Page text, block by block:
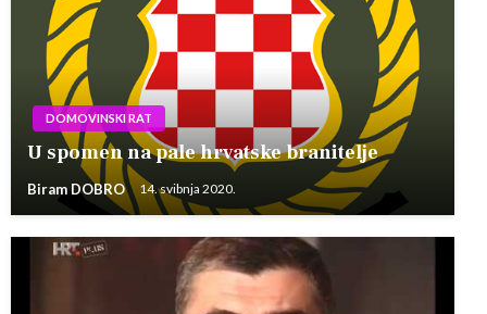
DOMOVINSKI RAT
U spomen na pale hrvatske branitelje
Biram DOBRO 14. svibnja 2020.